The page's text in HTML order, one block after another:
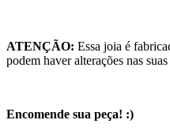
ATENÇÃO: Essa joia é
podem haver alterações nas
Encomende sua peça! :)